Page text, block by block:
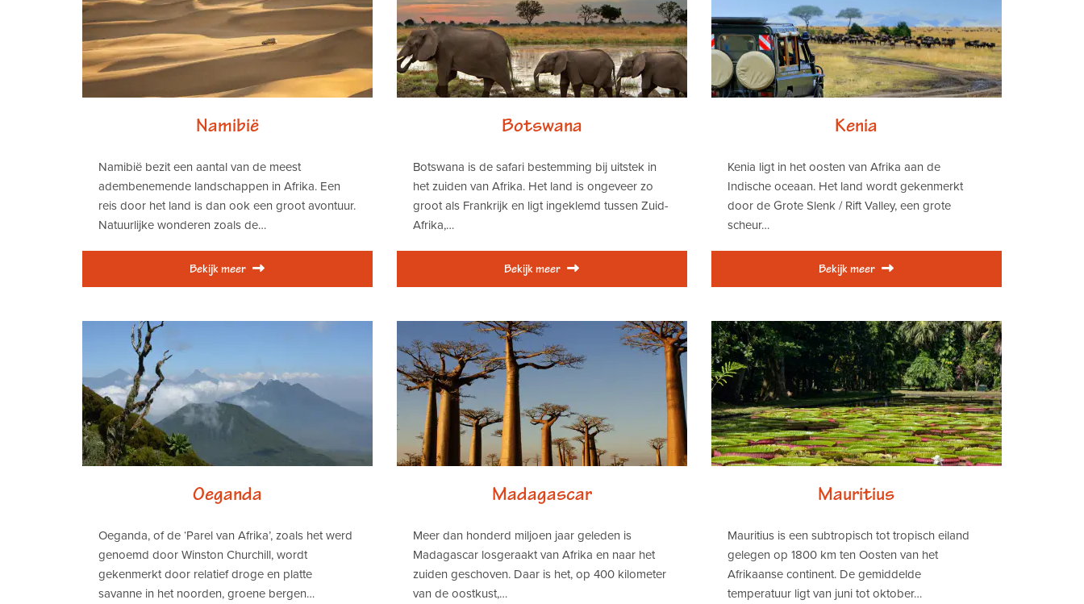
Namibië
Namibië bezit een aantal van de meest
adembenemende landschappen in Afrika. Een
reis door het land is dan ook een groot avontuur.
Natuurlijke wonderen zoals de…
Bekijk meer
Botswana
Botswana is de safari bestemming bij uitstek in
het zuiden van Afrika. Het land is ongeveer zo
groot als Frankrijk en ligt ingeklemd tussen Zuid-
Afrika,…
Bekijk meer
Kenia
Kenia ligt in het oosten van Afrika aan de
Indische oceaan. Het land wordt gekenmerkt
door de Grote Slenk / Rift Valley, een grote
scheur…
Bekijk meer
Oeganda
Oeganda, of de ‘Parel van Afrika’, zoals het werd
genoemd door Winston Churchill, wordt
gekenmerkt door relatief droge en platte
savanne in het noorden, groene bergen…
Madagascar
Meer dan honderd miljoen jaar geleden is
Madagascar losgeraakt van Afrika en naar het
zuiden geschoven. Daar is het, op 400 kilometer
van de oostkust,…
Mauritius
Mauritius is een subtropisch tot tropisch eiland
gelegen op 1800 km ten Oosten van het
Afrikaanse continent. De gemiddelde
temperatuur ligt van juni tot oktober…